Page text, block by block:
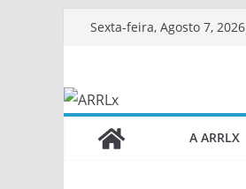
Sexta-feira, Agosto 7, 2026
A ARRLX